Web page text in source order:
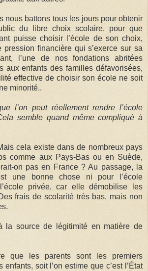
nous battons tous les jours pour obtenir
du libre choix scolaire, pour que
puisse choisir l’école de son choix,
pression financière qui s’exerce sur sa
l’une de nos fondations abritées
aux enfants des familles défavorisées,
effective de choisir son école ne soit
minorité..
l’on peut réellement rendre l’école
semble quand même compliqué à
cela existe dans de nombreux pays
comme aux Pays-Bas ou en Suède,
on pas en France ? Au passage, la
une bonne chose ni pour l’école
privée, car elle démobilise les
frais de scolarité très bas, mais non
la source de légitimité en matière de
que les parents sont les premiers
soit l’on estime que c’est l’État